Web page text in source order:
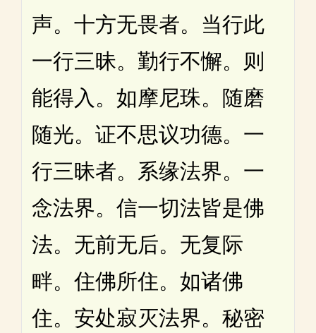
声。十方无畏者。当行此
一行三昧。勤行不懈。则
能得入。如摩尼珠。随磨
随光。证不思议功德。一
行三昧者。系缘法界。一
念法界。信一切法皆是佛
法。无前无后。无复际
畔。住佛所住。如诸佛
住。安处寂灭法界。秘密